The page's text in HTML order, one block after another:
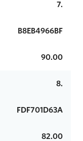
7.
B8EB4966BF
90.00
8.
FDF701D63A
82.00